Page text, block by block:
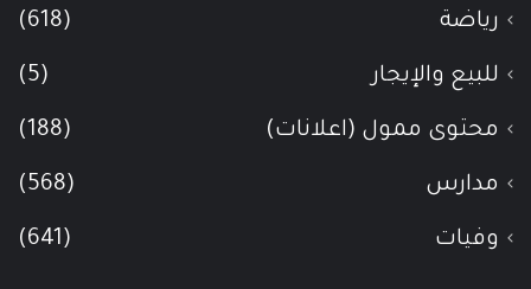
رياضة (618)
للبيع والإيجار (5)
محتوى ممول (اعلانات) (188)
مدارس (568)
وفيات (641)